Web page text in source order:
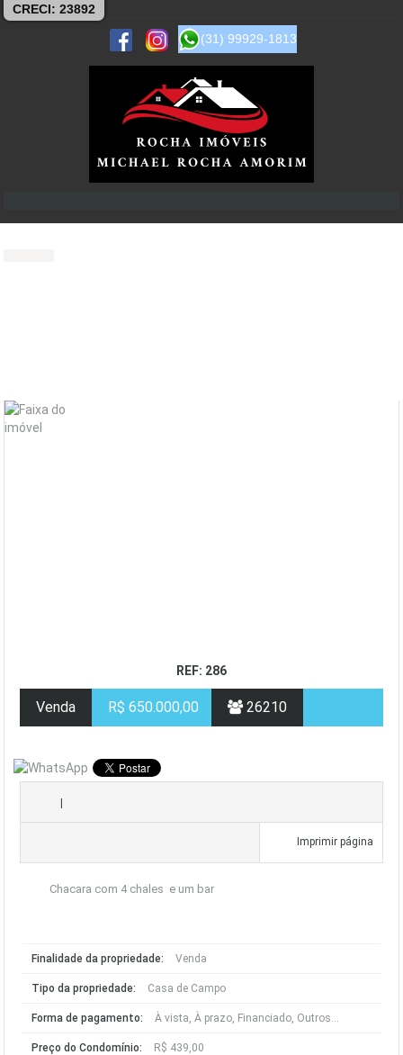
CRECI: 23892
(31) 99929-1813
REF: 286
Venda R$ 650.000,00 26210
|
Imprimir página
Chacara com 4 chales e um bar
Finalidade da propriedade: Venda
Tipo da propriedade: Casa de Campo
Forma de pagamento: À vista, À prazo, Financiado, Outros...
Preço do Condomínio: R$ 439,00